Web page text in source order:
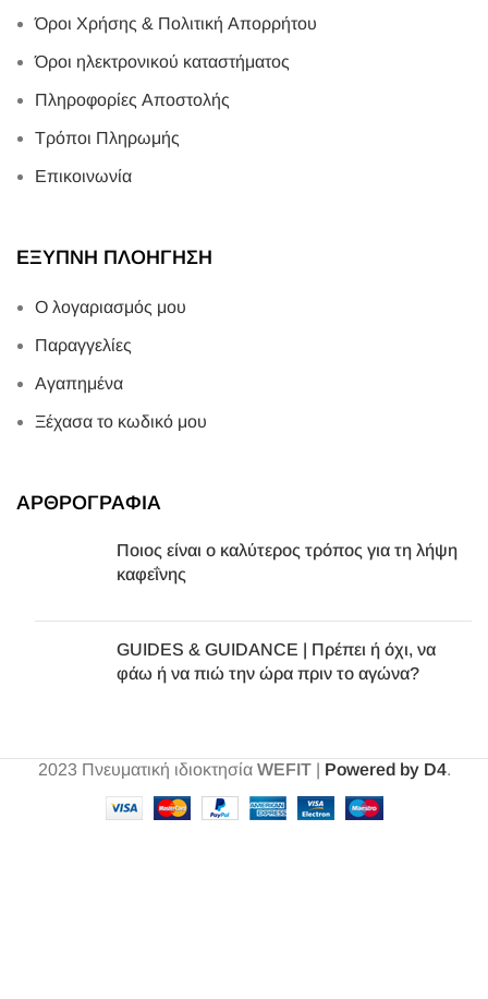
Όροι Χρήσης & Πολιτική Απορρήτου
Όροι ηλεκτρονικού καταστήματος
Πληροφορίες Αποστολής
Τρόποι Πληρωμής
Επικοινωνία
ΕΞΥΠΝΗ ΠΛΟΗΓΗΣΗ
Ο λογαριασμός μου
Παραγγελίες
Αγαπημένα
Ξέχασα το κωδικό μου
ΑΡΘΡΟΓΡΑΦΙΑ
Ποιος είναι ο καλύτερος τρόπος για τη λήψη
καφεΐνης
GUIDES & GUIDANCE | Πρέπει ή όχι, να
φάω ή να πιώ την ώρα πριν το αγώνα?
2023 Πνευματική ιδιοκτησία WEFIT| Powered by D4.